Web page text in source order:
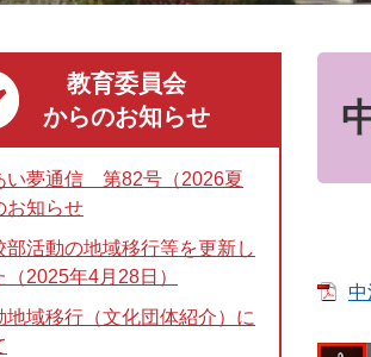
中
教育委員会
からのお知らせ
い夢通信 第82号（2026夏
お知らせ
部活動の地域移行等を更新し
（2025年4月28日）
地域移行（文化団体紹介）に